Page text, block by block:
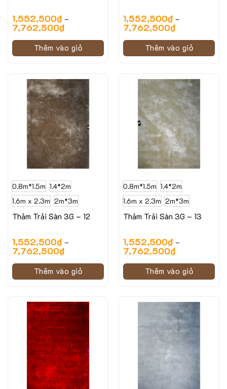
1,552,500₫–
7,762,500₫
Thêm vào giỏ
1,552,500₫–
7,762,500₫
Thêm vào giỏ
0.8m*1.5m 1.4*2m
1.6m x 2.3m 2m*3m
Thảm Trải Sàn 3G – 12
1,552,500₫–
7,762,500₫
Thêm vào giỏ
0.8m*1.5m 1.4*2m
1.6m x 2.3m 2m*3m
Thảm Trải Sàn 3G – 13
1,552,500₫–
7,762,500₫
Thêm vào giỏ